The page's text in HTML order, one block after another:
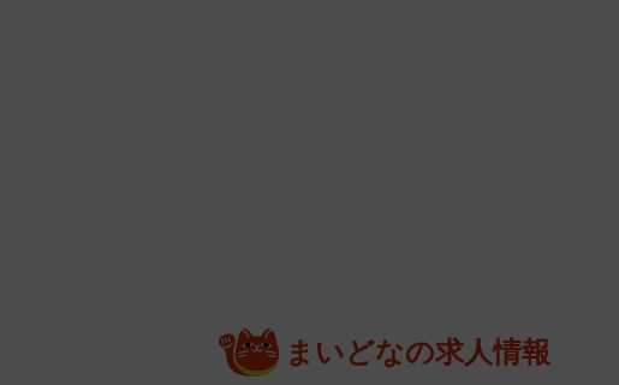
まいどなの求人情報